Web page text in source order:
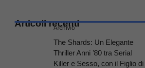
Articoli recenti
Archivio
The Shards: Un Elegante
Thriller Anni ’80 tra Serial
Killer e Sesso, con il Figlio di